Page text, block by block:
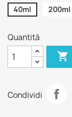
40ml 200ml
Quantità

Condividi